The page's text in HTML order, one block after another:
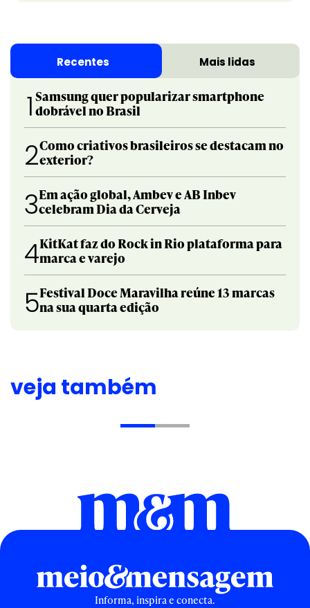
Recentes Mais lidas
1 Samsung quer popularizar smartphone
dobrável no Brasil
2Como criativos brasileiros se destacam no
exterior?
3Em ação global, Ambev e AB Inbev
celebram Dia da Cerveja
4KitKat faz do Rock in Rio plataforma para
marca e varejo
5Festival Doce Maravilha reúne 13 marcas
na sua quarta edição
veja também
Informa, inspira e conecta.